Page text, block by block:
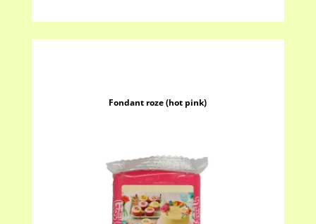
Fondant roze (hot pink)